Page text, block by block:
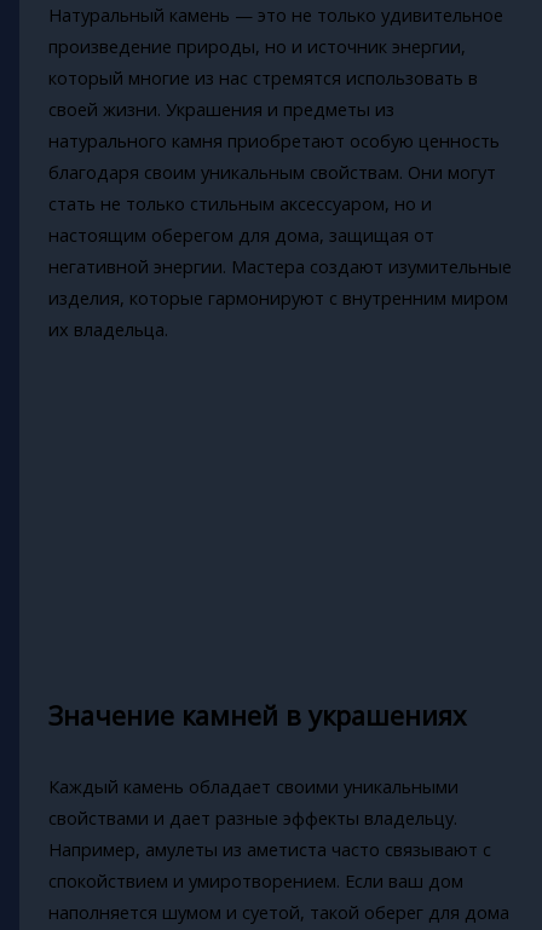
Натуральный камень — это не только удивительное
произведение природы, но и источник энергии,
который многие из нас стремятся использовать в
своей жизни. Украшения и предметы из
натурального камня приобретают особую ценность
благодаря своим уникальным свойствам. Они могут
стать не только стильным аксессуаром, но и
настоящим оберегом для дома, защищая от
негативной энергии. Мастера создают изумительные
изделия, которые гармонируют с внутренним миром
их владельца.
Значение камней в украшениях
Каждый камень обладает своими уникальными
свойствами и дает разные эффекты владельцу.
Например, амулеты из аметиста часто связывают с
спокойствием и умиротворением. Если ваш дом
наполняется шумом и суетой, такой оберег для дома